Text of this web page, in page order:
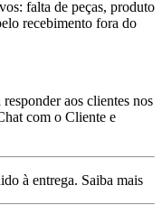
falta de peças, produto
recebimento fora do
aos clientes nos
com o Cliente e
à entrega. Saiba mais